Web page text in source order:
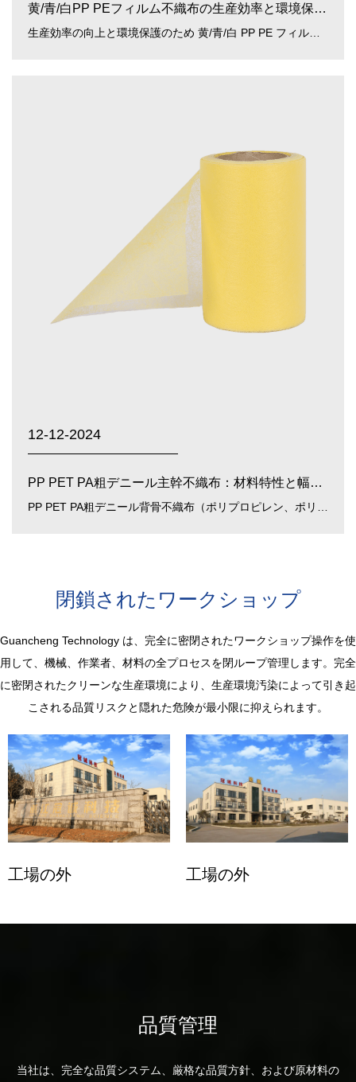
黄/青/白PP PEフィルム不織布の生産効率と環境保護を改善するにはどうすればよいですか?
12-12-2024
PP PET PA粗デニール主幹不織布：材料特性と幅広い用途
閉鎖されたワークショップ
Guancheng Technology は、完全に密閉されたワークショップ操作を使
用して、機械、作業者、材料の全プロセスを閉ループ管理します。完全
に密閉されたクリーンな生産環境により、生産環境汚染によって引き起
こされる品質リスクと隠れた危険が最小限に抑えられます。
工場の外 工場の外
品質管理
当社は、完全な品質システム、厳格な品質方針、および原材料の